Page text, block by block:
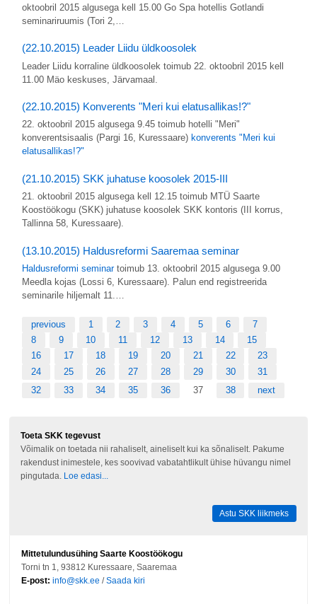
oktoobril 2015 algusega kell 15.00 Go Spa hotellis Gotlandi
seminariruumis (Tori 2,…
(22.10.2015) Leader Liidu üldkoosolek
Leader Liidu korraline üldkoosolek toimub 22. oktoobril 2015 kell
11.00 Mäo keskuses, Järvamaal.
(22.10.2015) Konverents "Meri kui elatusallikas!?"
22. oktoobril 2015 algusega 9.45 toimub hotelli "Meri"
konverentsisaalis (Pargi 16, Kuressaare) konverents "Meri kui
elatusallikas!?"
(21.10.2015) SKK juhatuse koosolek 2015-III
21. oktoobril 2015 algusega kell 12.15 toimub MTÜ Saarte
Koostöökogu (SKK) juhatuse koosolek SKK kontoris (III korrus,
Tallinna 58, Kuressaare).
(13.10.2015) Haldusreformi Saaremaa seminar
Haldusreformi seminartoimub 13. oktoobril 2015 algusega 9.00
Meedla kojas (Lossi 6, Kuressaare). Palun end registreerida
seminarile hiljemalt 11.…
previous 1 2 3 4 5 6
7
8
9 10 11 12 13 14
15
16
17 18 19 20 21 22
23
24
25 26 27 28 29 30
31
32
33 34 35 36 37 38 next
Toeta SKK tegevust
Võimalik on toetada nii rahaliselt, aineliselt kui ka sõnaliselt. Pakume
rakendust inimestele, kes soovivad vabatahtlikult ühise hüvangu nimel
pingutada. Loe edasi...
Astu SKK liikmeks
Mittetulundusühing Saarte Koostöökogu
Torni tn 1, 93812 Kuressaare, Saaremaa
E-post: info@skk.ee /Saada kiri